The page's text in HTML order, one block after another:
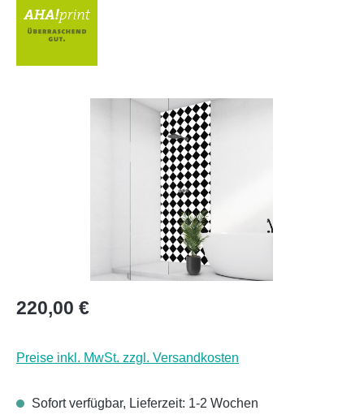
Regulärer Preis:
220,00 €
Preise inkl. MwSt. zzgl. Versandkosten
Sofort verfügbar, Lieferzeit: 1-2 Wochen